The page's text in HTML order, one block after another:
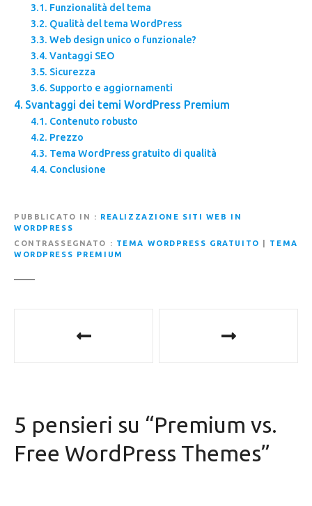
Funzionalità del tema
Qualità del tema WordPress
Web design unico o funzionale?
Vantaggi SEO
Sicurezza
Supporto e aggiornamenti
Svantaggi dei temi WordPress Premium
Contenuto robusto
Prezzo
Tema WordPress gratuito di qualità
Conclusione
PUBBLICATO IN
REALIZZAZIONE SITI WEB IN
WORDPRESS
CONTRASSEGNATO
TEMA WORDPRESS GRATUITO
TEMA
WORDPRESS PREMIUM
g
a
5 pensieri su “Premium vs.
Free WordPress Themes”